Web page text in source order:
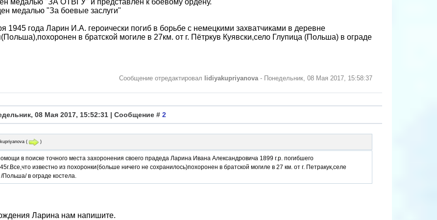
медалью "ЗА ОТВГУ" и представлен к боевому ордену.
медалью "За боевые заслуги"
1945 года Ларин И.А. героически погиб в борьбе с немецкими захватчиками в деревне
в братской могиле в 27км. от г. Пётркув Куявски,село Глупица (Польша) в ограде
Сообщение отредактировал lidiyakupriyanova- Понедельник, 08 Мая 2017, 15:58:37
08 Мая 2017, 15:52:31 | Сообщение # 2
( )
в поиске точного места захоронения своего прадеда Ларина Ивана Александровича 1899 г.р. погибшего
известно из похоронки(больше ничего не сохранилось)похоронен в братской могиле в 27 км. от г. Петракук,селе
Польша/ в ограде костела.
Ларина нам напишите.